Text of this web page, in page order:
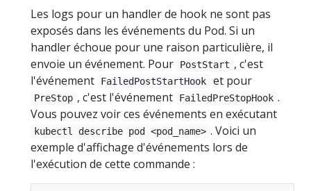
Les logs pour un handler de hook ne sont pas
exposés dans les événements du Pod. Si un
handler échoue pour une raison particulière, il
envoie un événement. Pour
PostStart , c'est
l'événement
FailedPostStartHook et pour
PreStop , c'est l'événement FailedPreStopHook .
Vous pouvez voir ces événements en exécutant
kubectl describe pod <pod_name> . Voici un
exemple d'affichage d'événements lors de
l'exécution de cette commande :